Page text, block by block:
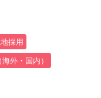
採用
外・国内）